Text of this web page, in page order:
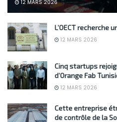
12 MARS 2026
L’OECT recherche
12 MARS 2026
Cinq startups
d’Orange Fab
12 MARS 2026
Cette entreprise
de contrôle de la